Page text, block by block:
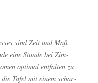
sind Zeit und Maß.
eine Stun­de bei Zim­
opti­mal ent­fal­ten zu
die Tafel mit einem schar­